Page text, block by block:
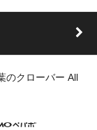
クローバー All